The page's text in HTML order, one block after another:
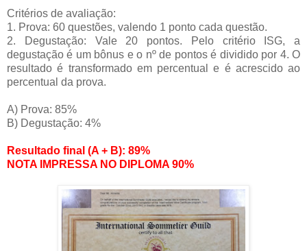
Critérios de avaliação:
1. Prova: 60 questões, valendo 1 ponto cada questão.
2. Degustação: Vale 20 pontos. Pelo critério ISG, a
degustação é um bônus e o nº de pontos é dividido por 4. O
resultado é transformado em percentual e é acrescido ao
percentual da prova.
A) Prova: 85%
B) Degustação: 4%
Resultado final (A + B): 89%
NOTA IMPRESSA NO DIPLOMA 90%